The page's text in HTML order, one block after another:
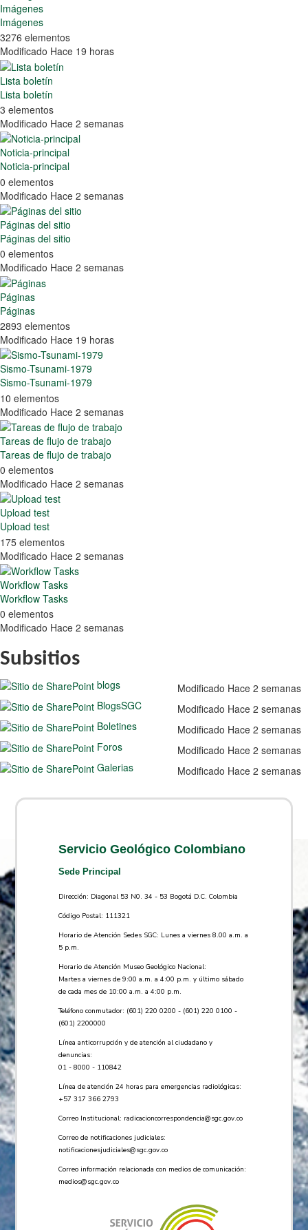
Imágenes
Imágenes
3276 elementos
Modificado Hace 19 horas
Lista boletín
Lista boletín
3 elementos
Modificado Hace 2 semanas
Noticia-principal
Noticia-principal
0 elementos
Modificado Hace 2 semanas
Páginas del sitio
Páginas del sitio
0 elementos
Modificado Hace 2 semanas
Páginas
Páginas
2893 elementos
Modificado Hace 19 horas
Sismo-Tsunami-1979
Sismo-Tsunami-1979
10 elementos
Modificado Hace 2 semanas
Tareas de flujo de trabajo
Tareas de flujo de trabajo
0 elementos
Modificado Hace 2 semanas
Upload test
Upload test
175 elementos
Modificado Hace 2 semanas
Workflow Tasks
Workflow Tasks
0 elementos
Modificado Hace 2 semanas
Subsitios
blogs
Modificado Hace 2 semanas
BlogsSGC
Modificado Hace 2 semanas
Boletines
Modificado Hace 2 semanas
Foros
Modificado Hace 2 semanas
Galerias
Modificado Hace 2 semanas
Servicio Geológico Colombiano
Sede Principal
Dirección: Diagonal 53 N0. 34 - 53 Bogotá D.C. Colombia
Código Postal: 111321
Horario de Atención Sedes SGC: Lunes a viernes 8.00 a.m. a
5 p.m.
Horario de Atención Museo Geológico Nacional:
Martes a viernes de 9:00 a.m. a 4:00 p.m. y último sábado
de cada mes de 10:00 a.m. a 4:00 p.m.
Teléfono conmutador: (601) 220 0200 - (601) 220 0100 -
(601) 2200000
Línea anticorrupción y de atención al ciudadano y
denuncias:
01 - 8000 - 110842
Línea de atención 24 horas para emergencias radiológicas:
+57 ​317 366 2793
Correo Institucional: radicacioncorrespondencia@sgc.gov.co
Correo de notificaciones judiciales:
notificacionesjudiciales@sgc.gov.co
Correo información relacionada con medios de comunicación:
medios@sgc.gov.co